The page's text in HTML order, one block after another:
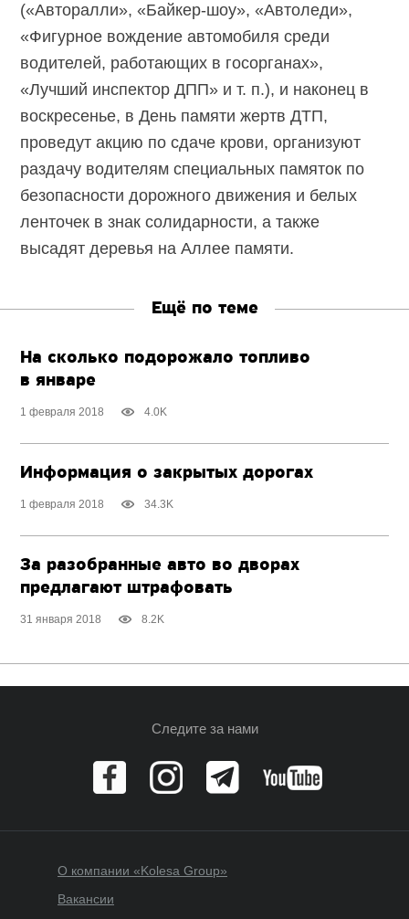
(«Авторалли», «Байкер-шоу», «Автоледи»,
«Фигурное вождение автомобиля среди
водителей, работающих в госорганах»,
«Лучший инспектор ДПП» и т. п.), и наконец в
воскресенье, в День памяти жертв ДТП,
проведут акцию по сдаче крови, организуют
раздачу водителям специальных памяток по
безопасности дорожного движения и белых
ленточек в знак солидарности, а также
высадят деревья на Аллее памяти.
Ещё по теме
На сколько подорожало топливо
в январе
1 февраля 2018 4.0K
Информация о закрытых дорогах
1 февраля 2018 34.3K
За разобранные авто во дворах
предлагают штрафовать
31 января 2018 8.2K
Следите за нами
О компании «Kolesa Group»
Вакансии